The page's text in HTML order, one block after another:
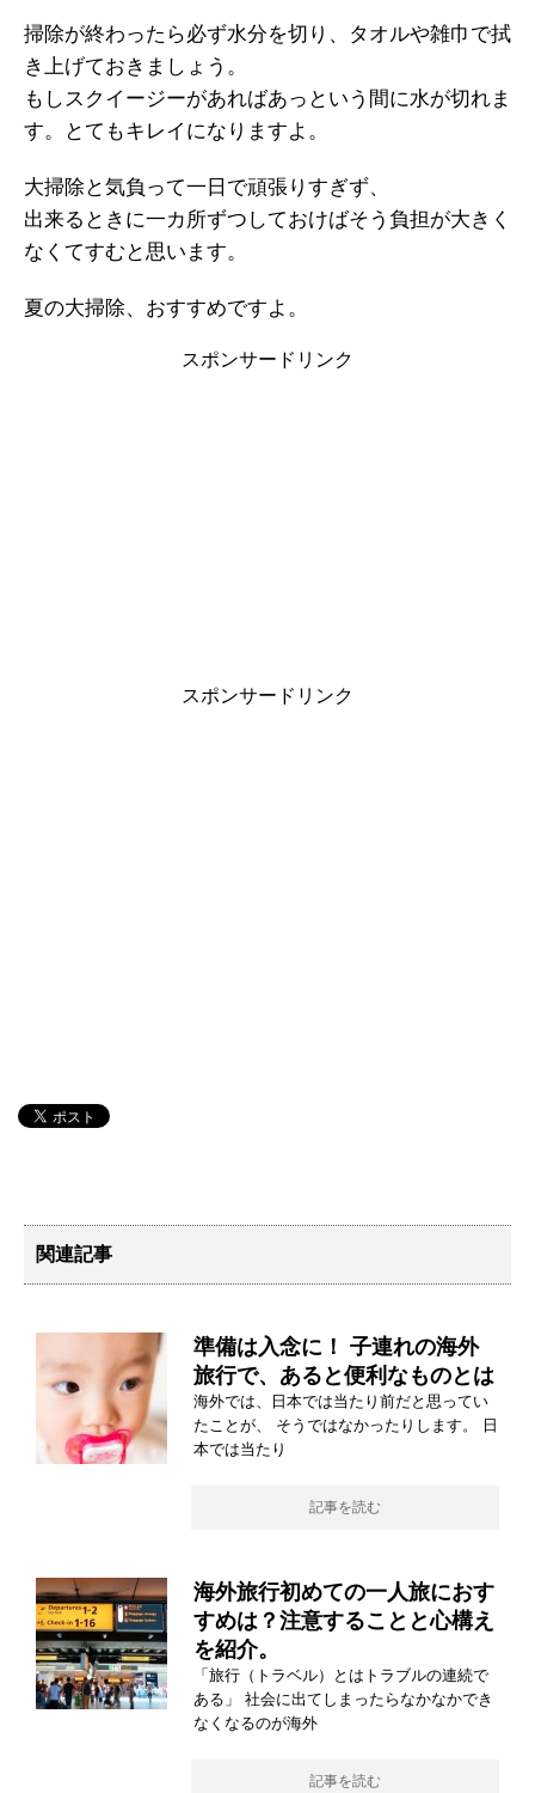
掃除が終わったら必ず水分を切り、タオルや雑巾で拭
き上げておきましょう。
もしスクイージーがあればあっという間に水が切れま
す。とてもキレイになりますよ。
大掃除と気負って一日で頑張りすぎず、
出来るときに一カ所ずつしておけばそう負担が大きく
なくてすむと思います。
夏の大掃除、おすすめですよ。
スポンサードリンク
スポンサードリンク
関連記事
準備は入念に！ 子連れの海外
旅行で、あると便利なものとは
海外では、日本では当たり前だと思ってい
たことが、 そうではなかったりします。 日
本では当たり
記事を読む
海外旅行初めての一人旅におす
すめは？注意することと心構え
を紹介。
「旅行（トラベル）とはトラブルの連続で
ある」 社会に出てしまったらなかなかでき
なくなるのが海外
記事を読む